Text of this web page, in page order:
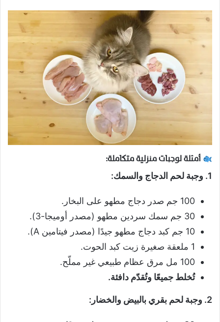
أمثلة لوجبات منزلية متكاملة:
1. وجبة لحم الدجاج والسمك:
100 جم صدر دجاج مطهو على البخار.
30 جم سمك سردين مطهو (مصدر أوميجا-3).
10 جم كبد دجاج مطهو جيدًا (مصدر فيتامين A).
1 ملعقة صغيرة زيت كبد الحوت.
100 مل مرق عظام طبيعي غير مملّح.
تُخلط جميعًا وتُقدّم دافئة.
2. وجبة لحم بقري بالبيض والخضار: